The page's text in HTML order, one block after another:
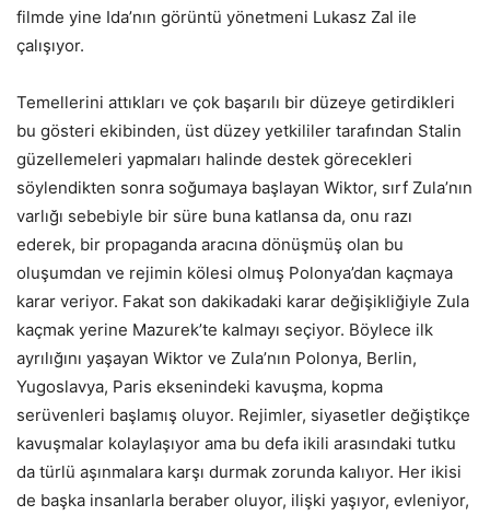
filmde yine Ida’nın görüntü yönetmeni Lukasz Zal ile
çalışıyor.
Temellerini attıkları ve çok başarılı bir düzeye getirdikleri
bu gösteri ekibinden, üst düzey yetkililer tarafından Stalin
güzellemeleri yapmaları halinde destek görecekleri
söylendikten sonra soğumaya başlayan Wiktor, sırf Zula’nın
varlığı sebebiyle bir süre buna katlansa da, onu razı
ederek, bir propaganda aracına dönüşmüş olan bu
oluşumdan ve rejimin kölesi olmuş Polonya’dan kaçmaya
karar veriyor. Fakat son dakikadaki karar değişikliğiyle Zula
kaçmak yerine Mazurek’te kalmayı seçiyor. Böylece ilk
ayrılığını yaşayan Wiktor ve Zula’nın Polonya, Berlin,
Yugoslavya, Paris eksenindeki kavuşma, kopma
serüvenleri başlamış oluyor. Rejimler, siyasetler değiştikçe
kavuşmalar kolaylaşıyor ama bu defa ikili arasındaki tutku
da türlü aşınmalara karşı durmak zorunda kalıyor. Her ikisi
de başka insanlarla beraber oluyor, ilişki yaşıyor, evleniyor,